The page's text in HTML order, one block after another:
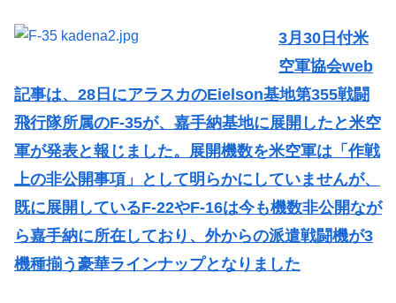
3月30日付米
空軍協会web
記事は、28日にアラスカのEielson基地第355戦闘
飛行隊所属のF-35が、嘉手納基地に展開したと米空
軍が発表と報じました。展開機数を米空軍は「作戦
上の非公開事項」として明らかにしていませんが、
既に展開しているF-22やF-16は今も機数非公開なが
ら嘉手納に所在しており、外からの派遣戦闘機が3
機種揃う豪華ラインナップとなりました